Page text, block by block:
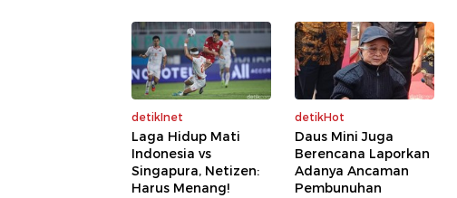
detikInet
Laga Hidup Mati
Indonesia vs
Singapura, Netizen:
Harus Menang!
detikHot
Daus Mini Juga
Berencana Laporkan
Adanya Ancaman
Pembunuhan